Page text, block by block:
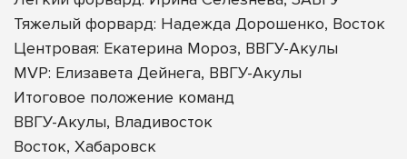
Тяжелый форвард: Надежда Дорошенко, Восток
Центровая: Екатерина Мороз, ВВГУ-Акулы
MVP: Елизавета Дейнега, ВВГУ-Акулы
Итоговое положение команд
ВВГУ-Акулы, Владивосток
Восток, Хабаровск